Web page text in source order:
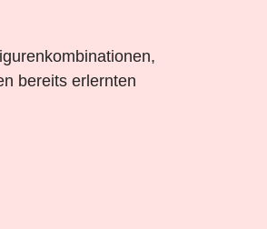
bereits erlernten